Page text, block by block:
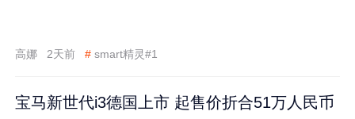
高娜 2天前 # smart精灵#1
宝马新世代i3德国上市 起售价折合51万人民币